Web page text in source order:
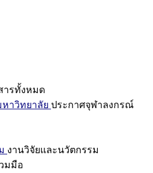
ารทั้งหมด
าวิทยาลัย ประกาศจุฬาลงกรณ์
งานวิจัยและนวัตกรรม
มมือ